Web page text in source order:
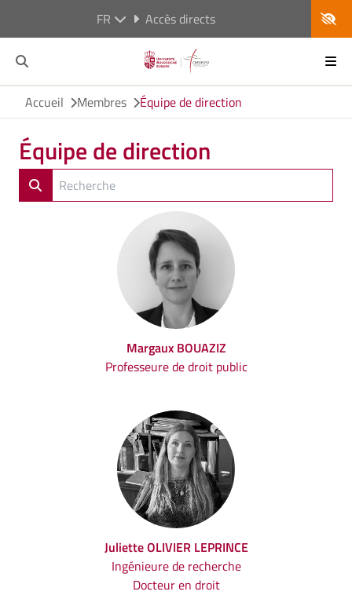
FR Accès directs
Accueil Membres Équipe de direction
Équipe de direction
Margaux BOUAZIZ
Professeure de droit public
Juliette OLIVIER LEPRINCE
Ingénieure de recherche
Docteur en droit